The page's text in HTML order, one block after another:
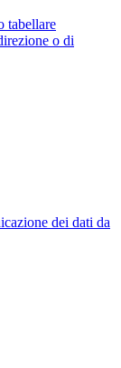
tabellare
o di
dei dati da